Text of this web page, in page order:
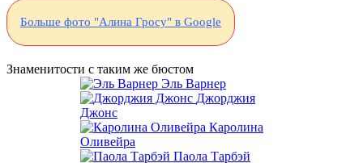
Больше фото "Алина Гросу" в Google
Знаменитости с таким же бюстом
Эль Варнер
Джорджия
Джонс
Каролина
Оливейра
Паола Тарбэй